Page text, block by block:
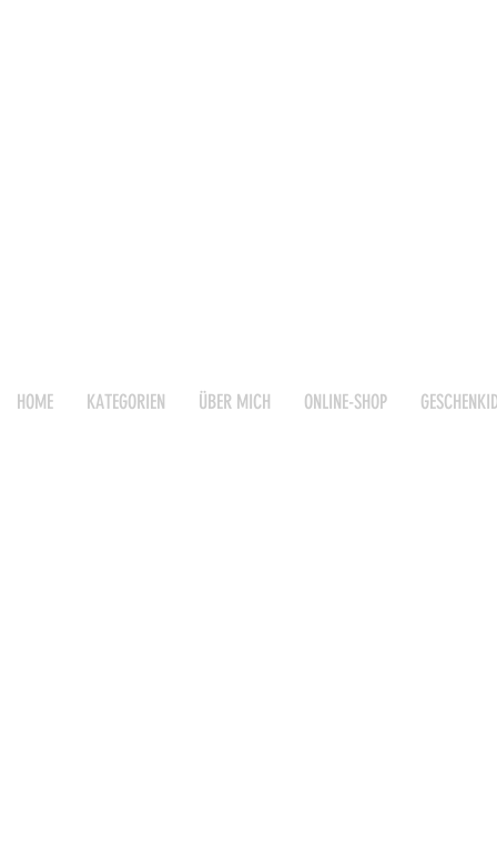
HOME KATEGORIEN ÜBER MICH ONLINE-SHOP